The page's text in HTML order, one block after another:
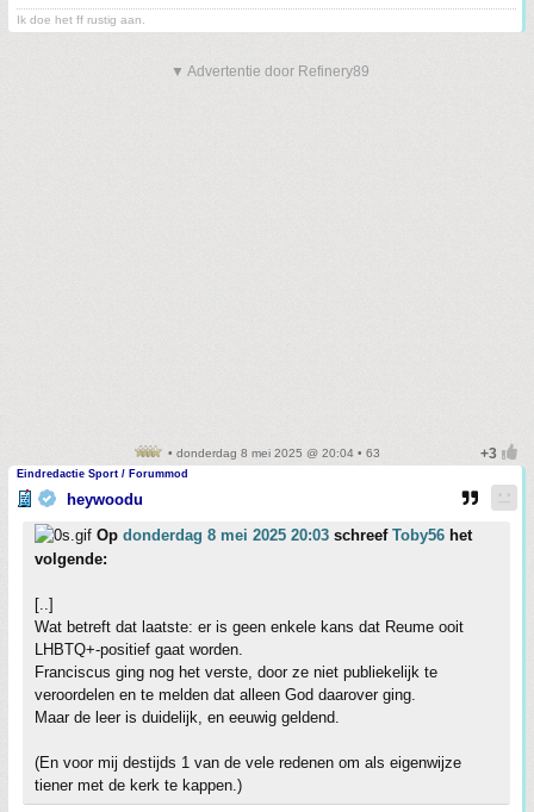
Ik doe het ff rustig aan.
▼ Advertentie door Refinery89
• donderdag 8 mei 2025 @ 20:04 • 63
Eindredactie Sport / Forummod
heywoodu
Op donderdag 8 mei 2025 20:03 schreef Toby56 het
volgende:
[..]
Wat betreft dat laatste: er is geen enkele kans dat Reume ooit
LHBTQ+-positief gaat worden.
Franciscus ging nog het verste, door ze niet publiekelijk te
veroordelen en te melden dat alleen God daarover ging.
Maar de leer is duidelijk, en eeuwig geldend.
(En voor mij destijds 1 van de vele redenen om als eigenwijze
tiener met de kerk te kappen.)